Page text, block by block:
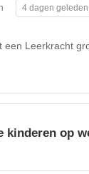
4 dagen
een Leerkracht
kinderen op